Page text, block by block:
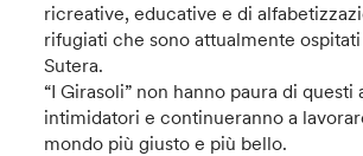
ricreative, educative e di
rifugiati che sono attualmente
Sutera.
“I Girasoli” non hanno paura di
intimidatori e continueranno a
mondo più giusto e più bello.